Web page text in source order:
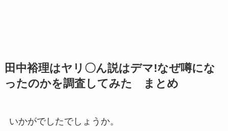
田中裕理はヤリ〇ん説はデマ!なぜ噂にな
ったのかを調査してみた まとめ
いかがでしたでしょうか。